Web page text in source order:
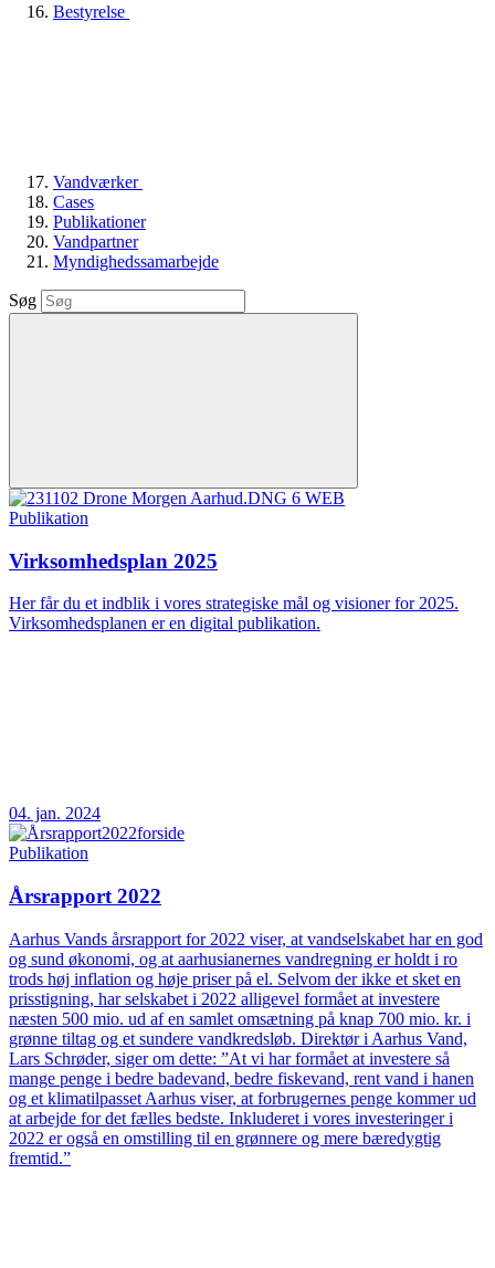
Bestyrelse
Vandværker
Cases
Publikationer
Vandpartner
Myndighedssamarbejde
Søg
Publikation
Virksomhedsplan 2025
Her får du et indblik i vores strategiske mål og visioner for 2025.
Virksomhedsplanen er en digital publikation.
04. jan. 2024
Publikation
Årsrapport 2022
Aarhus Vands årsrapport for 2022 viser, at vandselskabet har en god
og sund økonomi, og at aarhusianernes vandregning er holdt i ro
trods høj inflation og høje priser på el. Selvom der ikke et sket en
prisstigning, har selskabet i 2022 alligevel formået at investere
næsten 500 mio. ud af en samlet omsætning på knap 700 mio. kr. i
grønne tiltag og et sundere vandkredsløb. Direktør i Aarhus Vand,
Lars Schrøder, siger om dette: ”At vi har formået at investere så
mange penge i bedre badevand, bedre fiskevand, rent vand i hanen
og et klimatilpasset Aarhus viser, at forbrugernes penge kommer ud
at arbejde for det fælles bedste. Inkluderet i vores investeringer i
2022 er også en omstilling til en grønnere og mere bæredygtig
fremtid.”